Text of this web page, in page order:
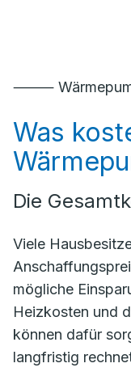
⸻
Was
Die
Viele
mögliche
Heizkosten und
können dafür
langfristig